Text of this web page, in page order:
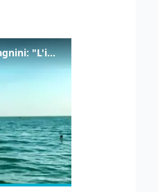
Tuffi dai pontili a Jesolo, il capo dei bagnini: "L'impegno di tutti per evitare altre tragedie"